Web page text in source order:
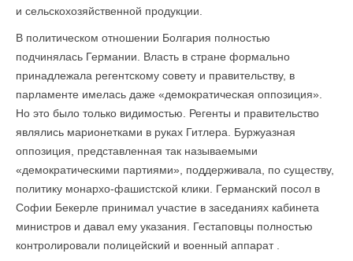
и сельскохозяйственной продукции.
В политическом отношении Болгария полностью
подчинялась Германии. Власть в стране формально
принадлежала регентскому совету и правительству, в
парламенте имелась даже «демократическая оппозиция».
Но это было только видимостью. Регенты и правительство
являлись марионетками в руках Гитлера. Буржуазная
оппозиция, представленная так называемыми
«демократическими партиями», поддер­живала, по существу,
политику монархо-фашистской клики. Германский посол в
Софии Бекерле принимал участие в заседаниях кабинета
министров и давал ему указания. Гестаповцы полностью
контролировали полицейский и военный аппарат .